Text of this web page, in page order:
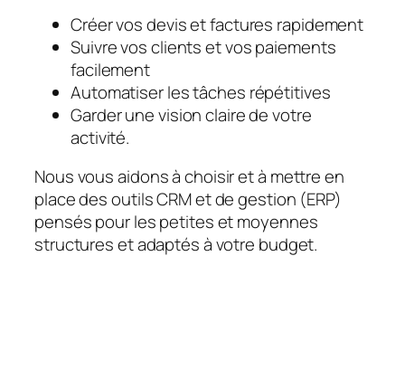
Créer vos devis et factures rapidement
Suivre vos clients et vos paiements
facilement
Automatiser les tâches répétitives
Garder une vision claire de votre
activité.
Nous vous aidons à choisir et à mettre en
place des outils CRM et de gestion (ERP)
pensés pour les petites et moyennes
structures et adaptés à votre budget.